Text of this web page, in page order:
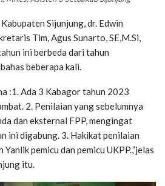
Sijunjung, dr. Edwin
Tim, Agus Sunarto, SE,M.Si,
ini berbeda dari tahun
beberapa kali.
:1. Ada 3 Kabagor tahun 2023
2. Penilaian yang sebelumnya
dan eksternal FPP, mengingat
ini digabung. 3. Hakikat penilaian
pemicu dan pemicu UKPP.,”jelas
itu.